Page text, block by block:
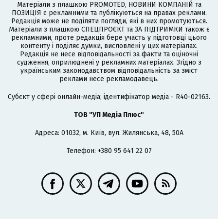
Матеріали з плашкою PROMOTED, НОВИНИ КОМПАНІЙ та
ПОЗИЦІЯ є рекламними та публікуються на правах реклами.
Редакція може не поділяти погляди, які в них промотуються.
Матеріали з плашкою СПЕЦПРОЄКТ та ЗА ПІДТРИМКИ також є
рекламними, проте редакція бере участь у підготовці цього
контенту і поділяє думки, висловлені у цих матеріалах.
Редакція не несе відповідальності за факти та оціночні
судження, оприлюднені у рекламних матеріалах. Згідно з
українським законодавством відповідальність за зміст
реклами несе рекламодавець.
Cубєкт у сфері онлайн-медіа; ідентифікатор медіа - R40-02163.
ТОВ "УП Медіа Плюс"
Адреса: 01032, м. Київ, вул. Жилянська, 48, 50А
Телефон: +380 95 641 22 07